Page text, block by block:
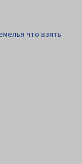
что взять